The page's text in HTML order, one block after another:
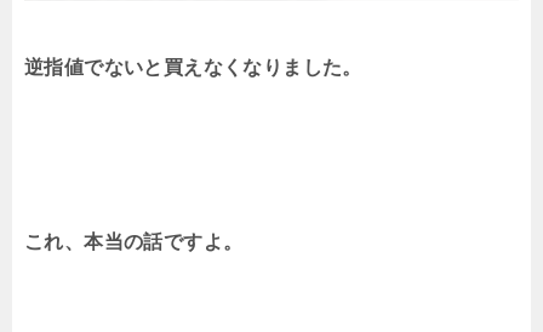
逆指値でないと買えなくなりました。
これ、本当の話ですよ。